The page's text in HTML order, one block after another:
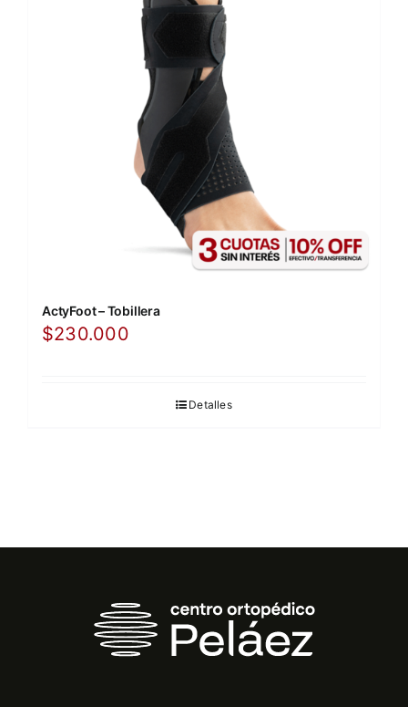
ActyFoot – Tobillera
$230.000
Detalles